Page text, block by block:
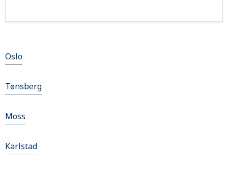
Oslo
Tønsberg
Moss
Karlstad